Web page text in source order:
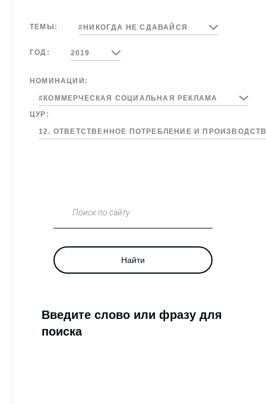
ТЕМЫ: #НИКОГДА НЕ СДАВАЙСЯ
ГОД: 2019
НОМИНАЦИИ:
#КОММЕРЧЕСКАЯ СОЦИАЛЬНАЯ РЕКЛАМА
ЦУР:
12. ОТВЕТСТВЕННОЕ ПОТРЕБЛЕНИЕ И
Поиск по сайту
Найти
Введите слово или фразу для
поиска